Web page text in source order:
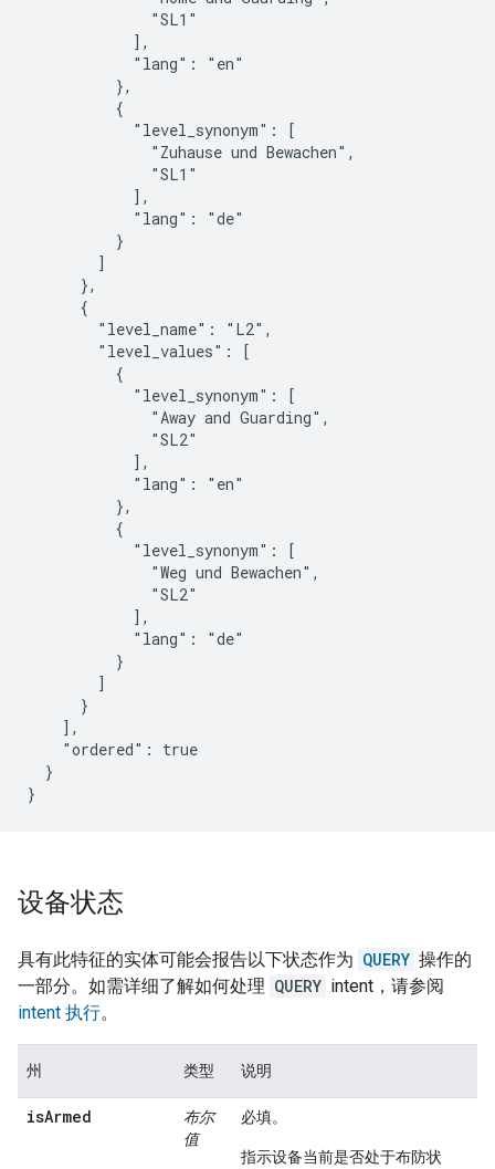
              "SL1"
            ],
            "lang": "en"
          },
          {
            "level_synonym": [
              "Zuhause und Bewachen",
              "SL1"
            ],
            "lang": "de"
          }
        ]
      },
      {
        "level_name": "L2",
        "level_values": [
          {
            "level_synonym": [
              "Away and Guarding",
              "SL2"
            ],
            "lang": "en"
          },
          {
            "level_synonym": [
              "Weg und Bewachen",
              "SL2"
            ],
            "lang": "de"
          }
        ]
      }
    ],
    "ordered": true
  }
}
设备状态
具有此特征的实体可能会报告以下状态作为 QUERY 操作的
一部分。如需详细了解如何处理 QUERY intent，请参阅
intent 执行。
州 类型 说明
isArmed
布尔
值
必填。
指示设备当前是否处于布防状